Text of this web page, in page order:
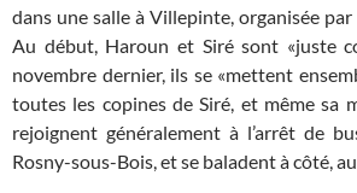
dans une salle à Villepinte, organisée par
Au début, Haroun et Siré sont «juste
novembre dernier, ils se «mettent
toutes les copines de Siré, et même sa
rejoignent généralement à l’arrêt de
Rosny-sous-Bois, et se baladent à côté,